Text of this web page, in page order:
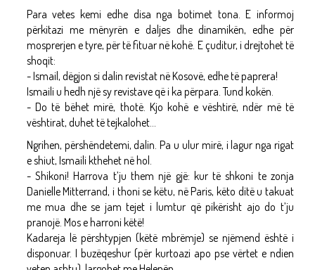
Para vetes kemi edhe disa nga botimet tona. E informoj
përkitazi me mënyrën e daljes dhe dinamikën, edhe për
mosprerjen e tyre, për të fituar në kohë. E çuditur, i drejtohet të
shoqit:
- Ismail, dëgjon si dalin revistat në Kosovë, edhe të paprera!
Ismaili u hedh një sy revistave që i ka përpara. Tund kokën.
- Do të bëhet mirë, thotë. Kjo kohë e vështirë, ndër më të
vështirat, duhet të tejkalohet...
Ngrihen, përshëndetemi, dalin. Pa u ulur mirë, i lagur nga rigat
e shiut, Ismaili kthehet në hol.
- Shikoni! Harrova t’ju them një gjë: kur të shkoni te zonja
Danielle Mitterrand, i thoni se këtu, në Paris, këto ditë u takuat
me mua dhe se jam tejet i lumtur që pikërisht ajo do t’ju
pranojë. Mos e harroni këtë!
Kadareja lë përshtypjen (këtë mbrëmje) se njëmend është i
disponuar. I buzëqeshur (për kurtoazi apo pse vërtet e ndien